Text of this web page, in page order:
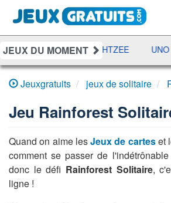
JEUX DU MOMENT
RAMI JETX YAHTZEE UNO
Jeuxgratuits jeux de solitaire
Jeu Rainforest
Quand on aime lesJeux de carteset
comment se passer de
donc le défi Rainforest Solitaire,
ligne !